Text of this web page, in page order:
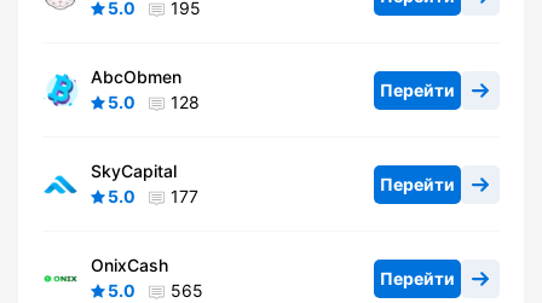
5.0
195
AbcObmen
5.0
128
Перейти
SkyCapital
5.0
177
Перейти
OnixCash
5.0
565
Перейти